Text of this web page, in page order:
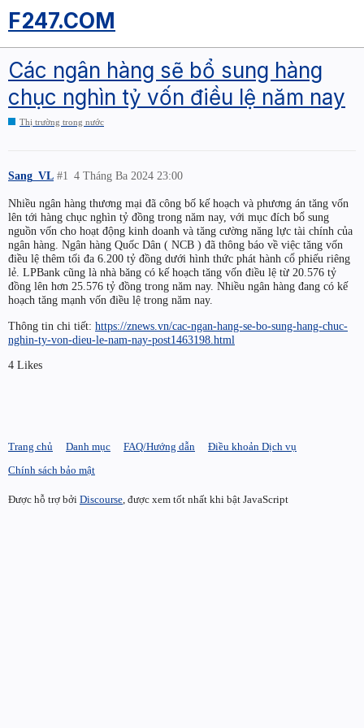
F247.COM
Các ngân hàng sẽ bổ sung hàng
chục nghìn tỷ vốn điều lệ năm nay
Thị trường trong nước
Sang_VL 4 Tháng Ba 2024 23:00
#1
Nhiều ngân hàng thương mại đã công bố kế hoạch và phương án tăng vốn
lên tới hàng chục nghìn tỷ đồng trong năm nay, với mục đích bổ sung
nguồn vốn cho hoạt động kinh doanh và tăng cường năng lực tài chính của
ngân hàng. Ngân hàng Quốc Dân ( NCB ) đã thông báo về việc tăng vốn
điều lệ thêm tối đa 6.200 tỷ đồng dưới hình thức phát hành cổ phiếu riêng
lẻ. LPBank cũng là nhà băng có kế hoạch tăng vốn điều lệ từ 20.576 tỷ
đồng lên hơn 25.576 tỷ đồng trong năm nay. Nhiều ngân hàng đang có kế
hoạch tăng mạnh vốn điều lệ trong năm nay.
Thông tin chi tiết: https://znews.vn/cac-ngan-hang-se-bo-sung-hang-chuc-
nghin-ty-von-dieu-le-nam-nay-post1463198.html
4 Likes
Trang chủ Danh mục FAQ/Hướng dẫn
Điều khoản Dịch vụ
Chính sách bảo mật
Được hỗ trợ bởi Discourse , được xem tốt nhất khi bật JavaScript